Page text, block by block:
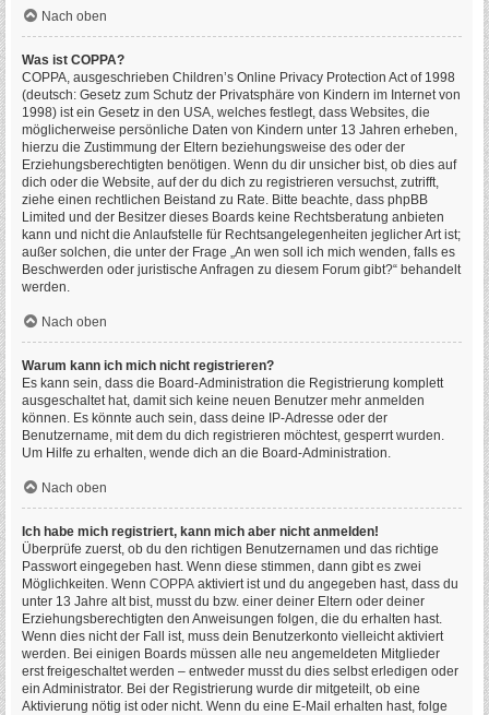
Nach oben
Was ist COPPA?
COPPA, ausgeschrieben Children’s Online Privacy Protection Act of 1998
(deutsch: Gesetz zum Schutz der Privatsphäre von Kindern im Internet von
1998) ist ein Gesetz in den USA, welches festlegt, dass Websites, die
möglicherweise persönliche Daten von Kindern unter 13 Jahren erheben,
hierzu die Zustimmung der Eltern beziehungsweise des oder der
Erziehungsberechtigten benötigen. Wenn du dir unsicher bist, ob dies auf
dich oder die Website, auf der du dich zu registrieren versuchst, zutrifft,
ziehe einen rechtlichen Beistand zu Rate. Bitte beachte, dass phpBB
Limited und der Besitzer dieses Boards keine Rechtsberatung anbieten
kann und nicht die Anlaufstelle für Rechtsangelegenheiten jeglicher Art ist;
außer solchen, die unter der Frage „An wen soll ich mich wenden, falls es
Beschwerden oder juristische Anfragen zu diesem Forum gibt?“ behandelt
werden.
Nach oben
Warum kann ich mich nicht registrieren?
Es kann sein, dass die Board-Administration die Registrierung komplett
ausgeschaltet hat, damit sich keine neuen Benutzer mehr anmelden
können. Es könnte auch sein, dass deine IP-Adresse oder der
Benutzername, mit dem du dich registrieren möchtest, gesperrt wurden.
Um Hilfe zu erhalten, wende dich an die Board-Administration.
Nach oben
Ich habe mich registriert, kann mich aber nicht anmelden!
Überprüfe zuerst, ob du den richtigen Benutzernamen und das richtige
Passwort eingegeben hast. Wenn diese stimmen, dann gibt es zwei
Möglichkeiten. Wenn COPPA aktiviert ist und du angegeben hast, dass du
unter 13 Jahre alt bist, musst du bzw. einer deiner Eltern oder deiner
Erziehungsberechtigten den Anweisungen folgen, die du erhalten hast.
Wenn dies nicht der Fall ist, muss dein Benutzerkonto vielleicht aktiviert
werden. Bei einigen Boards müssen alle neu angemeldeten Mitglieder
erst freigeschaltet werden – entweder musst du dies selbst erledigen oder
ein Administrator. Bei der Registrierung wurde dir mitgeteilt, ob eine
Aktivierung nötig ist oder nicht. Wenn du eine E-Mail erhalten hast, folge